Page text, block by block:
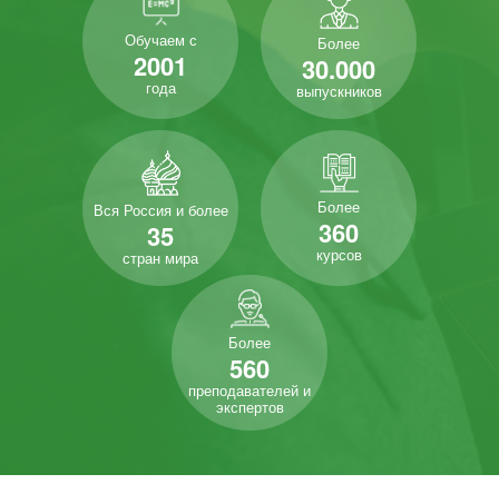
Обучаем с
2001
года
Более
30.000
выпускников
Вся Россия и более
35
стран мира
Более
360
курсов
Более
560
преподавателей и
экспертов